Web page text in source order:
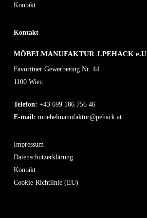
Kontakt
Kontakt
MÖBELMANUFAKTUR J.PEHACK e.U
Favoritner Gewerbering Nr. 44
1100 Wien
Telefon: +43 699 186 756 46
E-mail: moebelmanufaktur@pehack.at
Impressum
Datenschutzerklärung
Kontakt
Cookie-Richtlinie (EU)